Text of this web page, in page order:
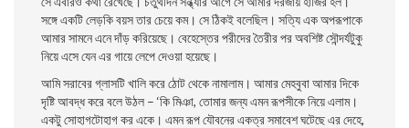
সঙ্গে একটি লেড়কি বয়স তার চেয়ে কম। সে ঠিকই বলেছিল। সত্যি এক অপরূপাকে
আমার সামনে এনে দাঁড় করিয়েছে। বেহেস্তের পরীদের তৈরীর পর অবশিষ্ট সৌন্দর্যটুকু
নিয়ে এসে যেন এর গায়ে লেপে দেওয়া হয়েছে।
আমি সরাবের গ্লাসটি খালি করে ঠোট থেকে নামালাম। আমার মেহবুবা আমার দিকে
দৃষ্টি আবদ্ধ করে বলে উঠল – ‘কি মিঞা, তােমার জন্য এমন রূপসীকে নিয়ে এলাম।
একটু সােহাগটোহাগ কর একে। এমন রূপ যৌবনের একত্র সমাবেশ ঘটেছে এর দেহে,